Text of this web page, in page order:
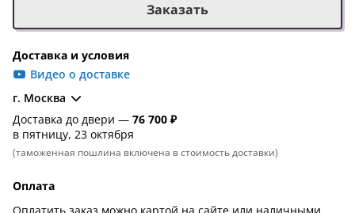
Заказать
Доставка и условия
Видео о доставке
г. Москва
Доставка до двери — 76 700 ₽
в пятницу, 23 октября
(таможенная пошлина включена в стоимость доставки)
Оплата